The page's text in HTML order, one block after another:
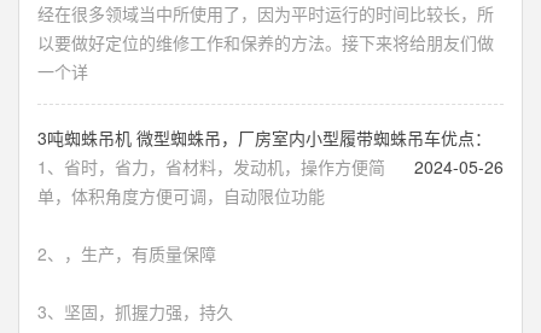
经在很多领域当中所使用了，因为平时运行的时间比较长，所
以要做好定位的维修工作和保养的方法。接下来将给朋友们做
一个详
​3吨蜘蛛吊机 微型蜘蛛吊，厂房室内小型履带蜘蛛吊车优点：
2024-05-26
1、省时，省力，省材料，发动机，操作方便简
单，体积角度方便可调，自动限位功能
2、，生产，有质量保障
3、坚固，抓握力强，持久